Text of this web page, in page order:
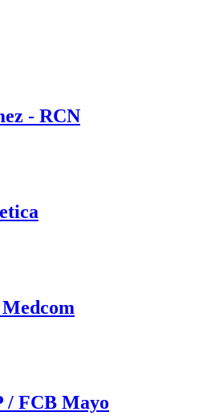
- RCN
/ FCB Mayo